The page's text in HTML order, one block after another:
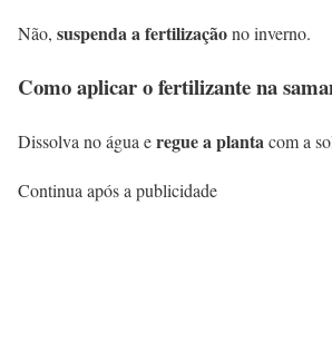
Não, suspenda a fertilizaçãono inverno.
Como aplicar o fertilizante na
Dissolva no água eregue a plantacom a
Continua após a publicidade